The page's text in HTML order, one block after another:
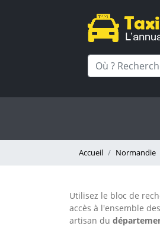
Accueil Normandie
Utilisez le bloc de
accès à l'ensemble
artisan du